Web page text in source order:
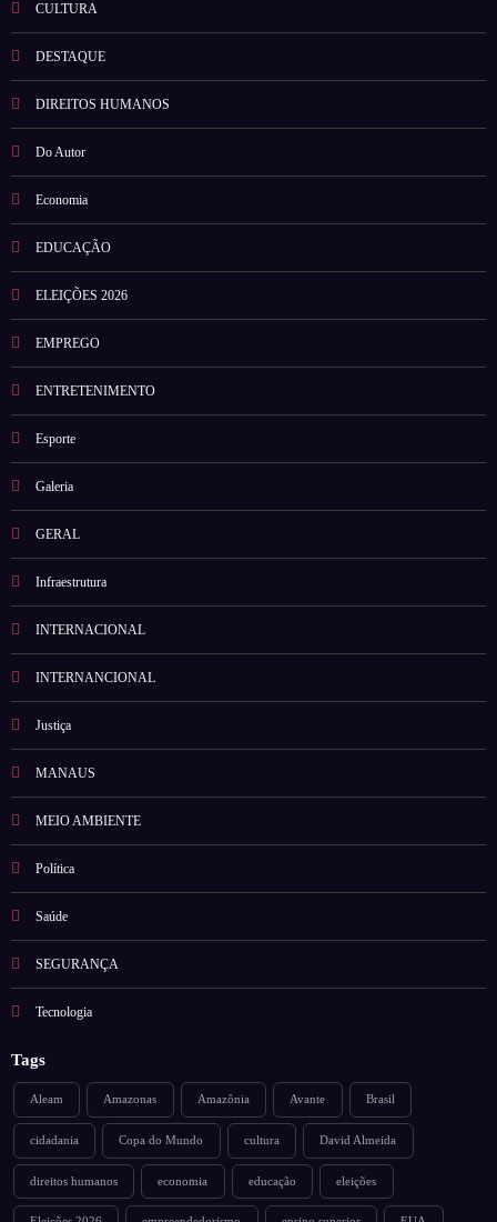
CULTURA
DESTAQUE
DIREITOS HUMANOS
Do Autor
Economia
EDUCAÇÃO
ELEIÇÕES 2026
EMPREGO
ENTRETENIMENTO
Esporte
Galeria
GERAL
Infraestrutura
INTERNACIONAL
INTERNANCIONAL
Justiça
MANAUS
MEIO AMBIENTE
Política
Saúde
SEGURANÇA
Tecnologia
Tags
Aleam Amazonas Amazônia Avante Brasil
cidadania Copa do Mundo cultura David Almeida
direitos humanos economia educação eleições